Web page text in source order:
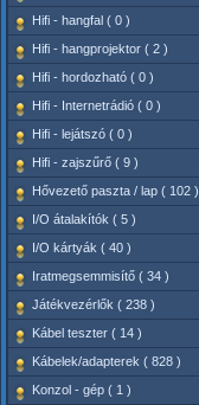
Hifi - hangfal ( 0 )
Hifi - hangprojektor ( 2 )
Hifi - hordozható ( 0 )
Hifi - Internetrádió ( 0 )
Hifi - lejátszó ( 0 )
Hifi - zajszűrő ( 9 )
Hővezető paszta / lap ( 102 )
I/O átalakítók ( 5 )
I/O kártyák ( 40 )
Iratmegsemmisítő ( 34 )
Játékvezérlők ( 238 )
Kábel teszter ( 14 )
Kábelek/adapterek ( 828 )
Konzol - gép ( 1 )